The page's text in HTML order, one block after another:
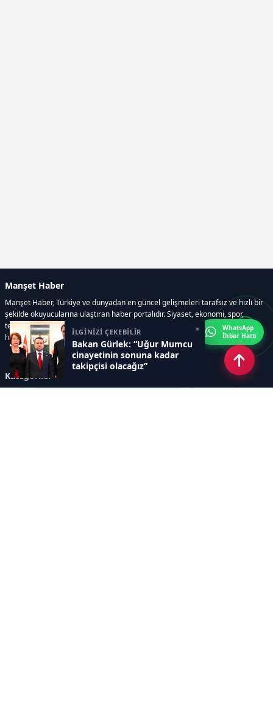
İLGİNİZİ ÇEKEBİLİR
Bakan Gürlek: “Uğur Mumcu
cinayetinin sonuna kadar
takipçisi olacağız”
×
Manşet Haber
Manşet Haber, Türkiye ve dünyadan en güncel gelişmeleri tarafsız ve hızlı bir
şekilde okuyucularına ulaştıran haber portalıdır. Siyaset, ekonomi, spor,
teknoloji, kültür-sanat ve yaşam kategorilerinde doğru, güvenilir ve anlık
haberler sunar.
Kategoriler
WhatsApp
İhbar Hattı